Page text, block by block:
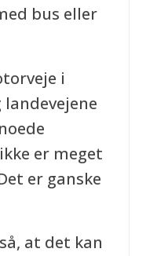
bus eller
i
landevejene
er meget
er ganske
at det kan